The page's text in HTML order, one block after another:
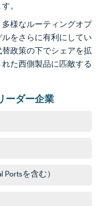
。
様なルーティングオプ
をさらに有利にしてい
政策の下でシェアを拡
た西側製品に匹敵する
ーダー企業
Portsを含む）